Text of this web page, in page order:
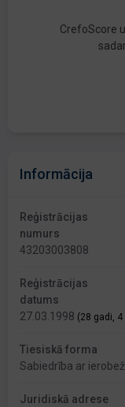
CrefoScore
Informācija
Reģistrācijas
numurs
43203003808
Reģistrācijas
datums
27.03.1998 (28 gadi, 4
Tiesiskā forma
Sabiedrība ar
Juridiskā adrese